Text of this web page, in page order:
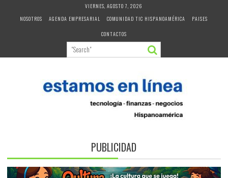
VIERNES, AGOSTO 7, 2026
NOSOTROS
AGENDA EMPRESARIAL COMUNIDAD TIC HISPANOAMÉRICA
PAISES
CONTACTOS
PUBLICIDAD